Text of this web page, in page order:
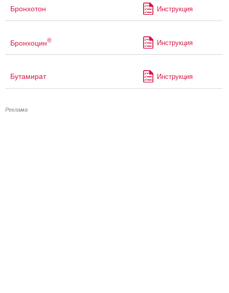
Бронхотон Инструкция
Бронхоцин® Инструкция
Бутамират Инструкция
Реклама